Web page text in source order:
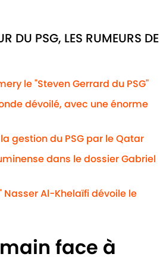
DU PSG, LES RUMEURS DE
le "Steven Gerrard du PSG"
dévoilé, avec une énorme
gestion du PSG par le Qatar
dans le dossier Gabriel
Al-Khelaïfi dévoile le
face à